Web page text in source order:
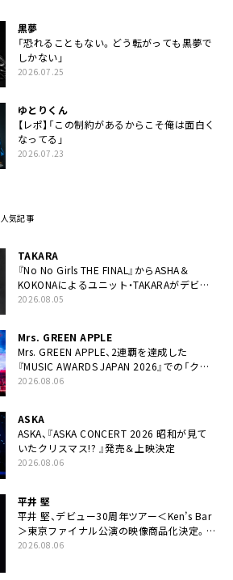
黒夢
「恐れることもない。どう転がっても黒夢で
しかない」
2026.07.25
ゆとりくん
【レポ】「この制約があるからこそ俺は面白く
なってる」
2026.07.23
人気記事
TAKARA
『No No Girls THE FINAL』からASHA＆
KOKONAによるユニット・TAKARAがデビュ
ー
2026.08.05
Mrs. GREEN APPLE
Mrs. GREEN APPLE、2連覇を達成した
『MUSIC AWARDS JAPAN 2026』での「クス
シキ」ライブパフォーマンスをYouTube公開
2026.08.06
ASKA
ASKA、『ASKA CONCERT 2026 昭和が見て
いたクリスマス!? 』発売＆上映決定
2026.08.06
平井 堅
平井 堅、デビュー30周年ツアー＜Ken’s Bar
＞東京ファイナル公演の映像商品化決定。ブ
ックレットには平井堅のメッセージ掲載も
2026.08.06